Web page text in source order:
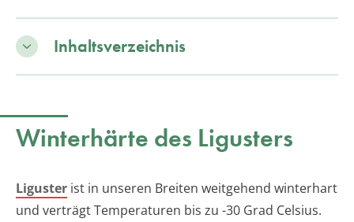
Inhaltsverzeichnis
Winterhärte des Ligusters
Liguster ist in unseren Breiten weitgehend winterhart
und verträgt Temperaturen bis zu -30 Grad Celsius.